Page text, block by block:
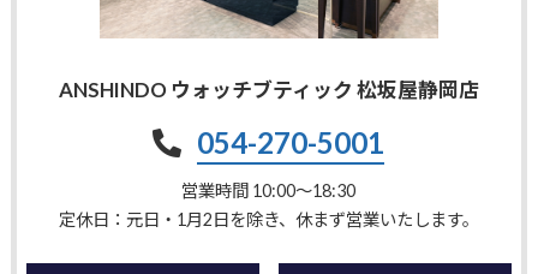
ANSHINDO ウォッチブティック 松坂屋静岡店
054-270-5001
営業時間 10:00〜18:30
定休日：元日・1月2日を除き、休まず営業いたします。